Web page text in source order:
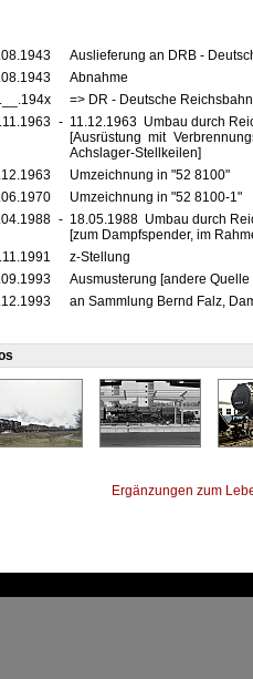
Auslieferung an DRB -
Abnahme
=> DR - Deutsche
- 11.12.1963 Umbau durch
[Ausrüstung mit
Achslager-Stellkeilen]
Umzeichnung in "52 8100"
Umzeichnung in "52 8100-1"
- 18.05.1988 Umbau durch
[zum Dampfspender, im
z-Stellung
Ausmusterung [andere
an Sammlung Bernd Falz,
Ergänzungen zum